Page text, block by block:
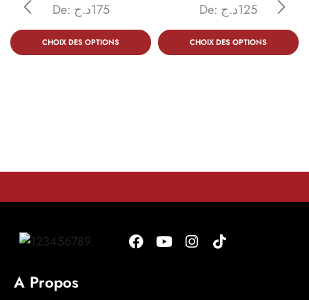
De: 175د.ج
CHOIX DES OPTIONS
De: 125د.ج
CHOIX DES OPTIONS
A Propos